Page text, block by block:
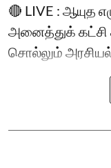
🔴 LIVE : ஆயுத
அனைத்துக் கட்சி
சொல்லும்